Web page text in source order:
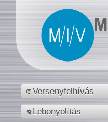
Versenyfelhívás
Lebonyolítás